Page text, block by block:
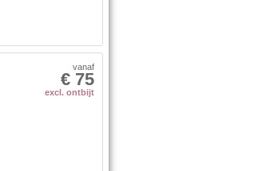
€ 75
vanaf
excl. ontbijt